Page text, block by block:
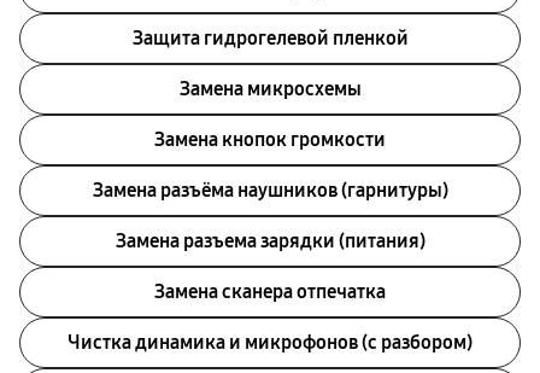
Защита гидрогелевой пленкой
Замена микросхемы
Замена кнопок громкости
Замена разъёма наушников (гарнитуры)
Замена разъема зарядки (питания)
Замена сканера отпечатка
Чистка динамика и микрофонов (с разбором)